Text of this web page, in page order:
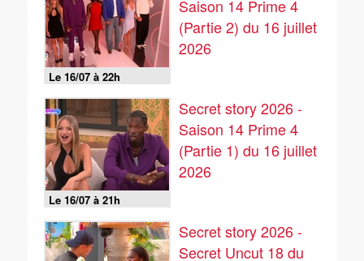
Le 16/07 à 22h
Saison 14 Prime 4
(Partie 2) du 16 juillet
2026
Le 16/07 à 21h
Secret story 2026 -
Saison 14 Prime 4
(Partie 1) du 16 juillet
2026
Secret story 2026 -
Secret Uncut 18 du